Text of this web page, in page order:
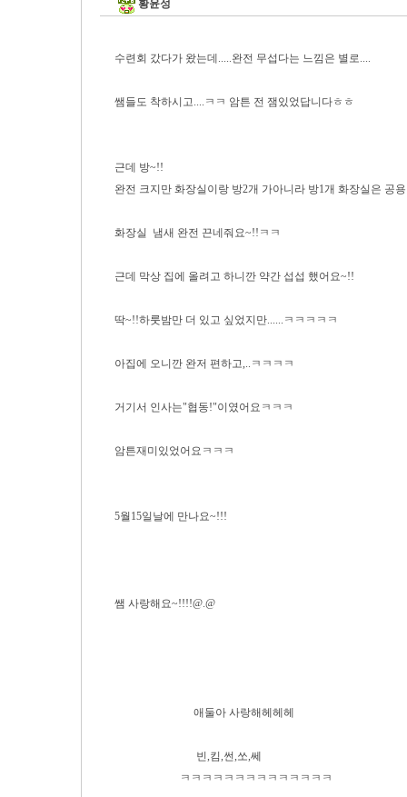
황윤성
수련회 갔다가 왔는데.....완전 무섭다는 느낌은 별로....
쌤들도 착하시고....ㅋㅋ 암튼 전 잼있었답니다ㅎㅎ
근데 방~!!
완전 크지만 화장실이랑 방2개 가아니라 방1개 화장실은 공
화장실 냄새 완전 끈네줘요~!!ㅋㅋ
근데 막상 집에 올려고 하니깐 약간 섭섭 했어요~!!
딱~!!하룻밤만 더 있고 싶었지만......ㅋㅋㅋㅋㅋ
아집에 오니깐 완저 편하고,..ㅋㅋㅋㅋ
거기서 인사는"협동!"이였어요ㅋㅋㅋ
암튼재미있었어요ㅋㅋㅋ
5월15일날에 만나요~!!!
쌤 사랑해요~!!!!@.@
애둘아 사랑해헤헤헤
빈,킴,썬,쏘,쎄
ㅋㅋㅋㅋㅋㅋㅋㅋㅋㅋㅋㅋㅋㅋ